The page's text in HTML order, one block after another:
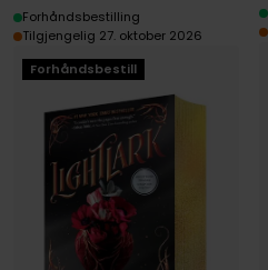
Forhåndsbestill
Forhåndsbestilling
Tilgjengelig 27. oktober 2026